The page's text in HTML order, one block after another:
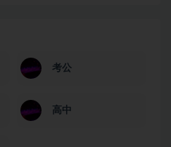
考公
高中